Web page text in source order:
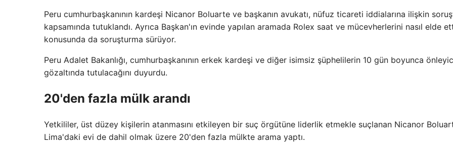
Peru cumhurbaşkanının kardeşi Nicanor Boluarte ve başkanın avukatı, nüfuz ticareti iddialarına ilişkin
kapsamında tutuklandı. Ayrıca Başkan'ın evinde yapılan aramada Rolex saat ve mücevherlerini nasıl elde
konusunda da soruşturma sürüyor.
Peru Adalet Bakanlığı, cumhurbaşkanının erkek kardeşi ve diğer isimsiz şüphelilerin 10 gün boyunca
gözaltında tutulacağını duyurdu.
20'den fazla mülk arandı
Yetkililer, üst düzey kişilerin atanmasını etkileyen bir suç örgütüne liderlik etmekle suçlanan Nicanor
Lima'daki evi de dahil olmak üzere 20'den fazla mülkte arama yaptı.